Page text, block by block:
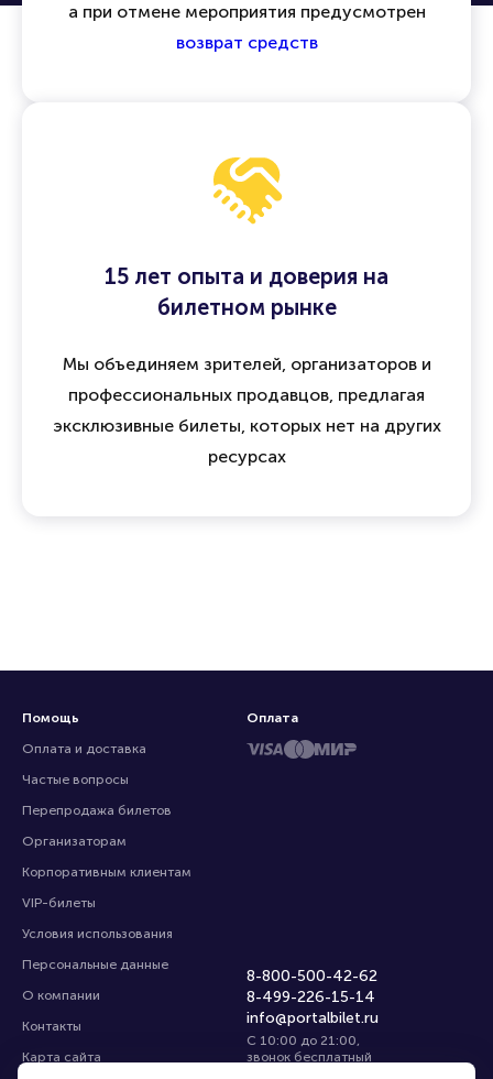
а при отмене мероприятия предусмотрен
возврат средств
15 лет опыта и доверия на
билетном рынке
Мы объединяем зрителей, организаторов и
профессиональных продавцов, предлагая
эксклюзивные билеты, которых нет на других
ресурсах
Помощь
Оплата и доставка
Частые вопросы
Перепродажа билетов
Организаторам
Корпоративным клиентам
VIP-билеты
Условия использования
Персональные данные
О компании
Контакты
Карта сайта
8-800-500-42-62
8-499-226-15-14
info@portalbilet.ru
С 10:00 до 21:00,
звонок бесплатный
Оплата